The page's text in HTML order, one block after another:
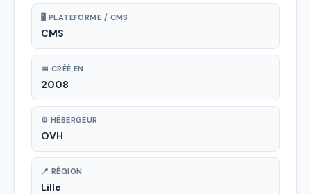
🖥 PLATEFORME / CMS
CMS
📅 CRÉÉ EN
2008
⚙ HÉBERGEUR
OVH
📍 RÉGION
Lille